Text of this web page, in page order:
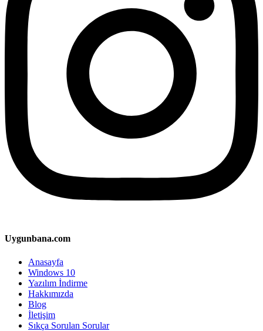
Uygunbana.com
Anasayfa
Windows 10
Yazılım İndirme
Hakkımızda
Blog
İletişim
Sıkça Sorulan Sorular